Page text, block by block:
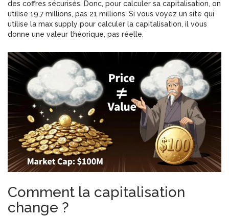
des coffres sécurisés. Donc, pour calculer sa capitalisation, on
utilise 19,7 millions, pas 21 millions. Si vous voyez un site qui
utilise la max supply pour calculer la capitalisation, il vous
donne une valeur théorique, pas réelle.
Comment la capitalisation
change ?